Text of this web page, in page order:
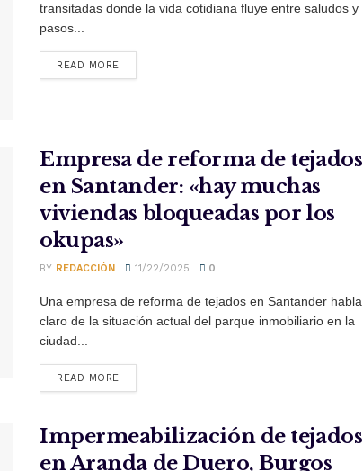
transitadas donde la vida cotidiana fluye entre saludos y
pasos...
READ MORE
Empresa de reforma de tejados
en Santander: «hay muchas
viviendas bloqueadas por los
okupas»
BY REDACCIÓN 11/22/2025 0
Una empresa de reforma de tejados en Santander habla
claro de la situación actual del parque inmobiliario en la
ciudad...
READ MORE
Impermeabilización de tejados
en Aranda de Duero, Burgos